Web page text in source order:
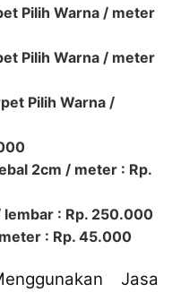
Pilih Warna / meter
Pilih Warna / meter
Pilih Warna /
2cm / meter : Rp.
: Rp. 250.000
: Rp. 45.000
Jasa